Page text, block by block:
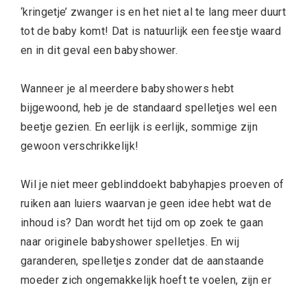
‘kringetje’ zwanger is en het niet al te lang meer duurt
tot de baby komt! Dat is natuurlijk een feestje waard
en in dit geval een babyshower.
Wanneer je al meerdere babyshowers hebt
bijgewoond, heb je de standaard spelletjes wel een
beetje gezien. En eerlijk is eerlijk, sommige zijn
gewoon verschrikkelijk!
Wil je niet meer geblinddoekt babyhapjes proeven of
ruiken aan luiers waarvan je geen idee hebt wat de
inhoud is? Dan wordt het tijd om op zoek te gaan
naar originele babyshower spelletjes. En wij
garanderen, spelletjes zonder dat de aanstaande
moeder zich ongemakkelijk hoeft te voelen, zijn er